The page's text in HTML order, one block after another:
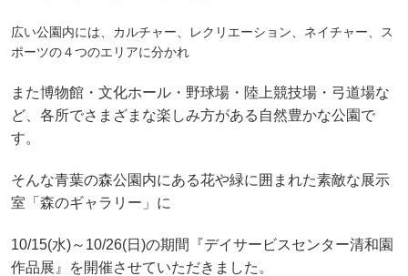
広い公園内には、カルチャー、レクリエーション、ネイチャー、ス
ポーツの４つのエリアに分かれ
また博物館・文化ホール・野球場・陸上競技場・弓道場な
ど、各所でさまざまな楽しみ方がある自然豊かな公園で
す。
そんな青葉の森公園内にある花や緑に囲まれた素敵な展示
室「森のギャラリー」に
10/15(水)～10/26(日)の期間『デイサービスセンター清和園
作品展』を開催させていただきました。